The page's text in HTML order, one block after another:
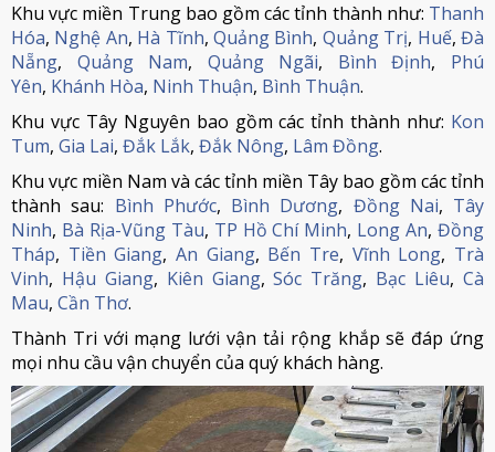
Khu vực miền Trung bao gồm các tỉnh thành như: Thanh
Hóa, Nghệ An, Hà Tĩnh,Quảng Bình, Quảng Trị, Huế,Đà
Nẵng, Quảng Nam, Quảng Ngãi, Bình Định, Phú
Yên, Khánh Hòa, Ninh Thuận, Bình Thuận.
Khu vực Tây Nguyên bao gồm các tỉnh thành như: Kon
Tum, Gia Lai, Đắk Lắk, Đắk Nông, Lâm Đồng.
Khu vực miền Nam và các tỉnh miền Tây bao gồm các tỉnh
thành sau: Bình Phước, Bình Dương, Đồng Nai, Tây
Ninh, Bà Rịa-Vũng Tàu, TP Hồ Chí Minh, Long An,Đồng
Tháp, Tiền Giang,An Giang, Bến Tre, Vĩnh Long, Trà
Vinh, Hậu Giang, Kiên Giang,Sóc Trăng, Bạc Liêu,Cà
Mau, Cần Thơ.
Thành Tri với mạng lưới vận tải rộng khắp sẽ đáp ứng
mọi nhu cầu vận chuyển của quý khách hàng.